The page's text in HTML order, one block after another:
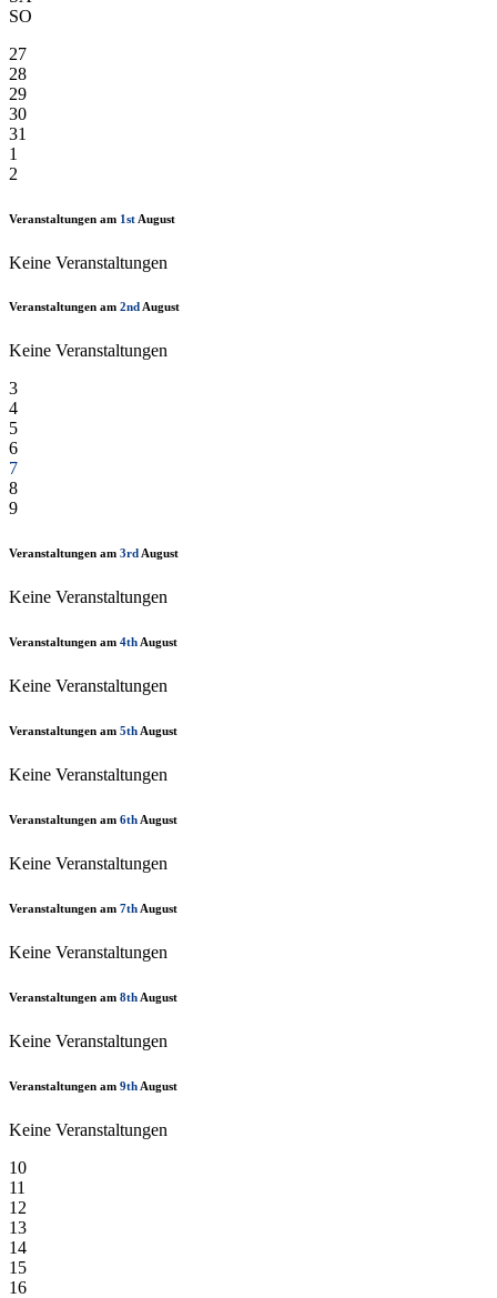
SO
27
28
29
30
31
1
2
Veranstaltungen am 1st August
Keine Veranstaltungen
Veranstaltungen am 2ndAugust
Keine Veranstaltungen
3
4
5
6
7
8
9
Veranstaltungen am 3rdAugust
Keine Veranstaltungen
Veranstaltungen am 4th August
Keine Veranstaltungen
Veranstaltungen am 5th August
Keine Veranstaltungen
Veranstaltungen am 6th August
Keine Veranstaltungen
Veranstaltungen am 7th August
Keine Veranstaltungen
Veranstaltungen am 8th August
Keine Veranstaltungen
Veranstaltungen am 9th August
Keine Veranstaltungen
10
11
12
13
14
15
16